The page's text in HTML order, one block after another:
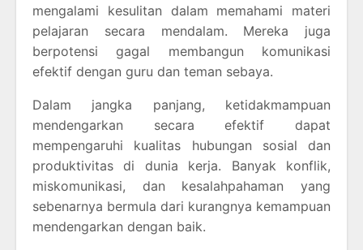
mengalami kesulitan dalam memahami materi
pelajaran secara mendalam. Mereka juga
berpotensi gagal membangun komunikasi
efektif dengan guru dan teman sebaya.
Dalam jangka panjang, ketidakmampuan
mendengarkan secara efektif dapat
mempengaruhi kualitas hubungan sosial dan
produktivitas di dunia kerja. Banyak konflik,
miskomunikasi, dan kesalahpahaman yang
sebenarnya bermula dari kurangnya kemampuan
mendengarkan dengan baik.